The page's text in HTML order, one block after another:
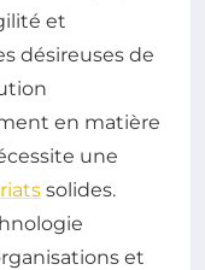
et
désireuses de
en matière
une
solides.
et